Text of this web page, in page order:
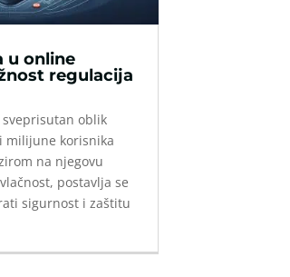
u online
regulacija
oblik
milijune korisnika
na njegovu
postavlja se
sigurnost i zaštitu